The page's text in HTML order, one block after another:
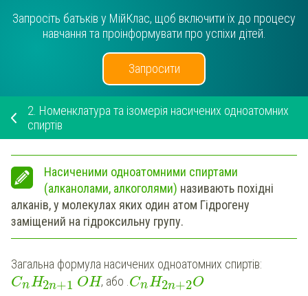
Запросіть батьків у МійКлас, щоб включити їх до процесу
навчання та проінформувати про успіхи дітей.
Запросити
2. Номенклатура та ізомерія насичених одноатомних
спиртів
Насиченими одноатомними спиртами
(алканолами, алкоголями) називають похідні
алканів, у молекулах яких один атом Гідрогену
заміщений на гідроксильну групу.
Загальна формула насичених одноатомних спиртів:
CnH2n+1 OH, або .CnH2n+2O